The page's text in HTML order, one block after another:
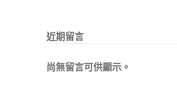
近期留言
尚無留言可供顯示。